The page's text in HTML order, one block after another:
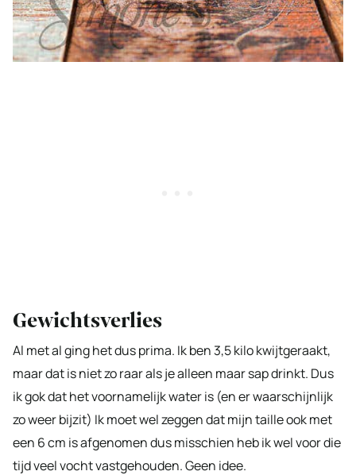
Gewichtsverlies
Al met al ging het dus prima. Ik ben 3,5 kilo kwijtgeraakt,
maar dat is niet zo raar als je alleen maar sap drinkt. Dus
ik gok dat het voornamelijk water is (en er waarschijnlijk
zo weer bijzit) Ik moet wel zeggen dat mijn taille ook met
een 6 cm is afgenomen dus misschien heb ik wel voor die
tijd veel vocht vastgehouden. Geen idee.